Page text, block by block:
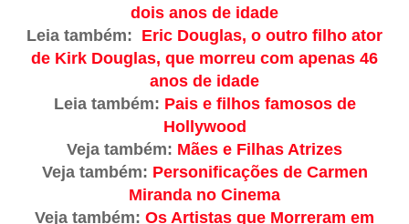
dois anos de idade
Leia também: Eric Douglas, o outro filho ator
de Kirk Douglas, que morreu com apenas 46
anos de idade
Leia também: Pais e filhos famosos de
Hollywood
Veja também: Mães e Filhas Atrizes
Veja também: Personificações de Carmen
Miranda no Cinema
Veja também: Os Artistas que Morreram em